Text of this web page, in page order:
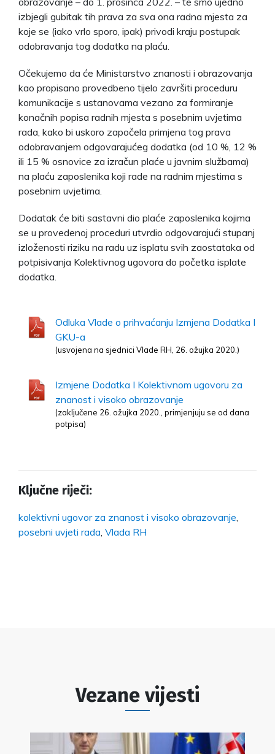
izbjegli gubitak tih prava za sva ona radna mjesta za
koje se (iako vrlo sporo, ipak) privodi kraju postupak
odobravanja tog dodatka na plaću.
Očekujemo da će Ministarstvo znanosti i obrazovanja
kao propisano provedbeno tijelo završiti proceduru
komunikacije s ustanovama vezano za formiranje
konačnih popisa radnih mjesta s posebnim uvjetima
rada, kako bi uskoro započela primjena tog prava
odobravanjem odgovarajućeg dodatka (od 10 %, 12 %
ili 15 % osnovice za izračun plaće u javnim službama)
na plaću zaposlenika koji rade na radnim mjestima s
posebnim uvjetima.
Dodatak će biti sastavni dio plaće zaposlenika kojima
se u provedenoj proceduri utvrdio odgovarajući stupanj
izloženosti riziku na radu uz isplatu svih zaostataka od
potpisivanja Kolektivnog ugovora do početka isplate
dodatka.
Odluka Vlade o prihvaćanju Izmjena Dodatka I
GKU-a
(usvojena na sjednici Vlade RH, 26. ožujka 2020.)
Izmjene Dodatka I Kolektivnom ugovoru za
znanost i visoko obrazovanje
(zaključene 26. ožujka 2020., primjenjuju se od dana
potpisa)
Ključne riječi:
kolektivni ugovor za znanost i visoko obrazovanje
posebni uvjeti rada Vlada RH
Vezane vijesti